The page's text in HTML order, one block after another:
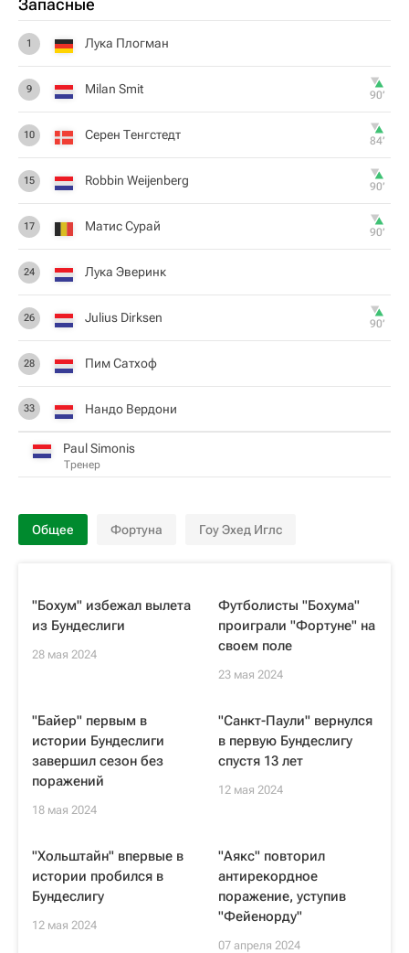
Запасные
1 Лука Плогман
9 Milan Smit 90‎’‎
10 Серен Тенгстедт 84‎’‎
15 Robbin Weijenberg 90‎’‎
17 Матис Сурай 90‎’‎
24 Лука Эверинк
26 Julius Dirksen 90‎’‎
28 Пим Сатхоф
33 Нандо Вердони
Paul Simonis
Тренер
Общее Фортуна Гоу Эхед Иглс
"Бохум" избежал вылета
из Бундеслиги
28 мая 2024
Футболисты "Бохума"
проиграли "Фортуне" на
своем поле
23 мая 2024
"Байер" первым в
истории Бундеслиги
завершил сезон без
поражений
18 мая 2024
"Санкт-Паули" вернулся
в первую Бундеслигу
спустя 13 лет
12 мая 2024
"Хольштайн" впервые в
истории пробился в
Бундеслигу
12 мая 2024
"Аякс" повторил
антирекордное
поражение, уступив
"Фейенорду"
07 апреля 2024